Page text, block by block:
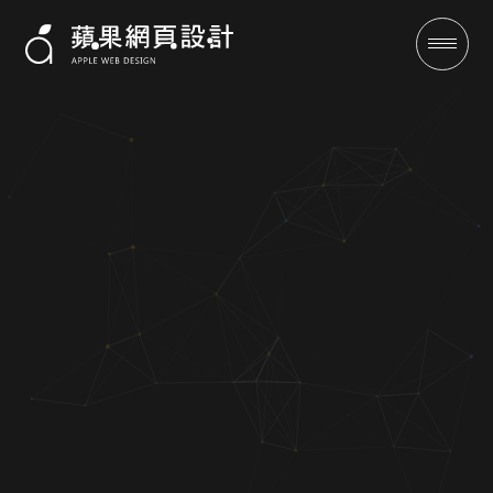
服務業網頁設計-網頁設計-
成功案例
全域行銷
行銷專欄